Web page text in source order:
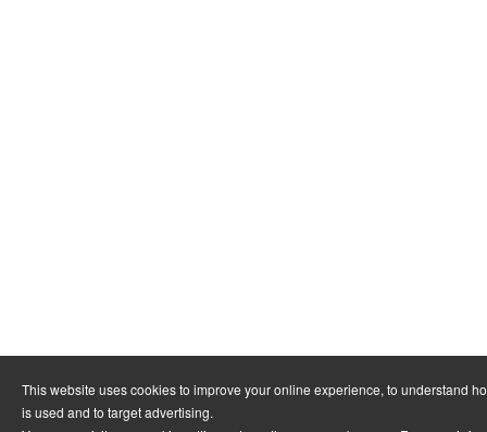
This website uses cookies to improve your online experience, to understand
is used and to target advertising.